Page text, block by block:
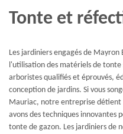
Tonte et
Les jardiniers engagés de
l'utilisation des matériels de tonte
arboristes qualifiés et éprouvés,
conception de jardins. Si vous
Mauriac, notre entreprise détient
avons des techniques innovantes
tonte de gazon. Les jardiniers de